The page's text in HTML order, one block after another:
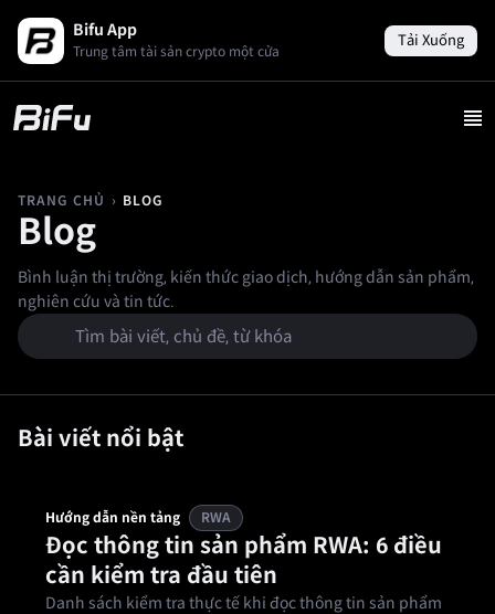
Bifu App
Trung tâm tài sản crypto một cửa
Tải Xuống
TRANG CHỦ › BLOG
Blog
Bình luận thị trường, kiến thức giao dịch, hướng dẫn sản phẩm,
nghiên cứu và tin tức.
Bài viết nổi bật
Hướng dẫn nền tảng RWA
Đọc thông tin sản phẩm RWA: 6 điều
cần kiểm tra đầu tiên
Danh sách kiểm tra thực tế khi đọc thông tin sản phẩm